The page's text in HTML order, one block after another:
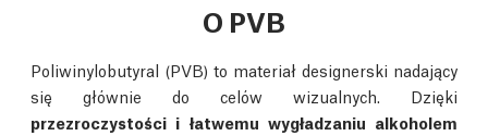
O PVB
Poliwinylobutyral (PVB) to materiał designerski nadający
się głównie do celów wizualnych. Dzięki
przezroczystości i łatwemu wygładzaniu alkoholem